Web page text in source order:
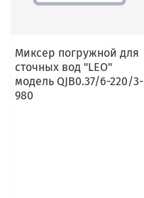
Миксер погружной для
сточных вод "LEO"
модель QJB0.37/6-220/3-
980